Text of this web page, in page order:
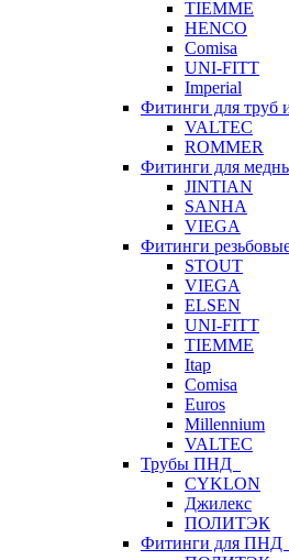
TIEMME
HENCO
Comisa
UNI-FITT
Imperial
Фитинги для труб
VALTEC
ROMMER
Фитинги для
JINTIAN
SANHA
VIEGA
Фитинги
STOUT
VIEGA
ELSEN
UNI-FITT
TIEMME
Itap
Comisa
Euros
Millennium
VALTEC
Трубы ПНД
CYKLON
Джилекс
ПОЛИТЭК
Фитинги для ПНД